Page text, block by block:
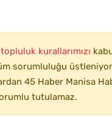
topluluk kurallarımızı
sorumluluğu
45 Haber Manisa
tutulamaz.